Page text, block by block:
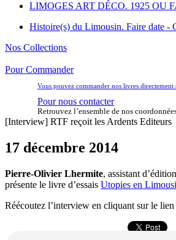
LIMOGES ART DÉCO. 1925 OU
Histoire(s) du Limousin. Faire date -
Nos Collections
Pour Commander
Vous pouvez commander nos livres
Pour nous contacter
Retrouvez l’ensemble de nos
[Interview] RTF reçoit les Ardents Editeurs
17 décembre 2014
Pierre-Olivier Lhermite, assistant
présente le livre d’essais Utopies en
Réécoutez l’interview en cliquant sur le lien